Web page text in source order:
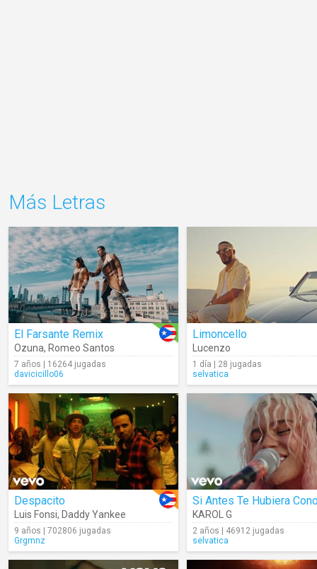
Más Letras
El Farsante Remix
Ozuna, Romeo Santos
7 años | 16264 jugadas
davicicillo06
Limoncello
Lucenzo
1 día | 28 jugadas
selvatica
Despacito
Luis Fonsi, Daddy Yankee
9 años | 702806 jugadas
Grgmnz
KAROL G
2 años | 46912 jugadas
selvatica